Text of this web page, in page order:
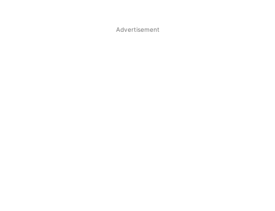
Advertisement